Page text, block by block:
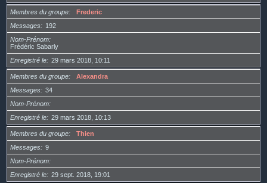
Membres du groupe
Frederic
Messages
192
Nom-Prénom
Frédéric Sabarly
Enregistré le
29 mars 2018, 10:11
Membres du groupe
Alexandra
Messages
34
Nom-Prénom
Enregistré le
29 mars 2018, 10:13
Membres du groupe
Thien
Messages
9
Nom-Prénom
Enregistré le
29 sept. 2018, 19:01